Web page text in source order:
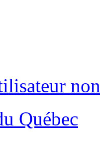
Québec